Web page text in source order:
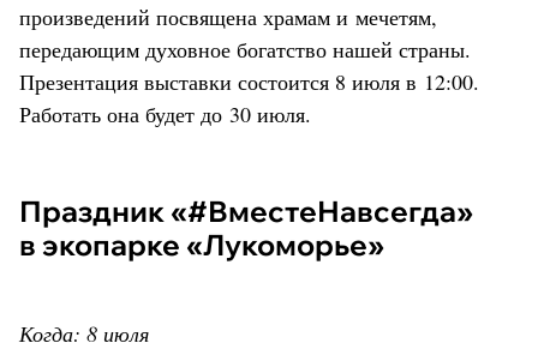
произведений посвящена храмам и мечетям,
передающим духовное богатство нашей страны.
Презентация выставки состоится 8 июля в 12:00.
Работать она будет до 30 июля.
Праздник «#ВместеНавсегда»
в экопарке «Лукоморье»
Когда: 8 июля